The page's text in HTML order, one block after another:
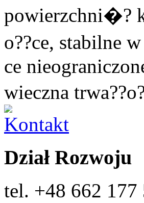
powierzchni�?
o??ce, stabilne
ce
wieczna
Dział Rozwoju
tel. +48 662 177